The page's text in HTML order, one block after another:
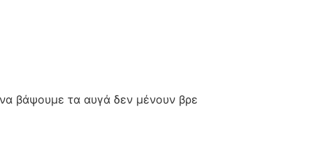
να βάψουμε τα αυγά δεν μένουν βρε